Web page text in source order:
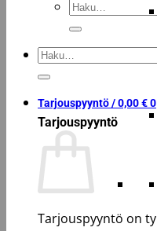
Etsi:
Etsi:
Tarjouspyyntö /0,00€0
Tarjouspyyntö
Tarjouspyyntö on